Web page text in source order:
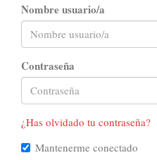
Nombre usuario/a
Contraseña
¿Has olvidado tu contraseña?
Mantenerme conectado